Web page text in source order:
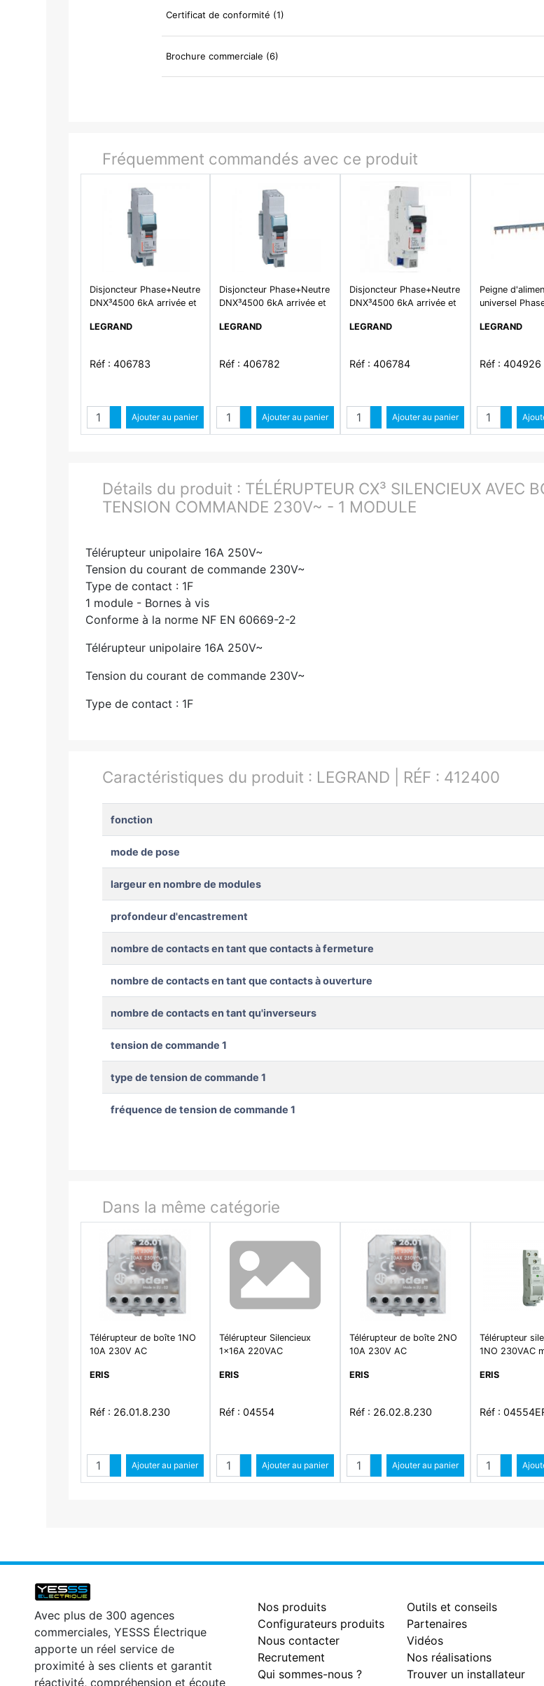
Certificat de conformité (1)
Brochure commerciale (6)
Fréquemment commandés avec ce produit
Disjoncteur Phase+Neutre
DNX³4500 6kA arrivée et
- 1P+N 230V~ 16A courbe
LEGRAND
Réf : 406783
Quantité
Augmenter quantité
Diminuer quantité
Ajouter au panier
Disjoncteur Phase+Neutre
DNX³4500 6kA arrivée et
- 1P+N 230V~ 10A courbe
LEGRAND
Réf : 406782
Quantité
Augmenter quantité
Diminuer quantité
Ajouter au panier
Disjoncteur Phase+Neutre
DNX³4500 6kA arrivée et
- 1P+N 230V~ 20A
LEGRAND
Réf : 406784
Quantité
Augmenter quantité
Diminuer quantité
Ajouter au panier
Peigne
universel
longueur 13
LEGRAND
Réf : 404926
Détails du produit : TÉLÉRUPTEUR CX³ SILENCIEUX AVEC
TENSION COMMANDE 230V~ - 1 MODULE
Télérupteur unipolaire 16A 250V~
Tension du courant de commande 230V~
Type de contact : 1F
1 module - Bornes à vis
Conforme à la norme NF EN 60669-2-2
Télérupteur unipolaire 16A 250V~
Tension du courant de commande 230V~
Type de contact : 1F
Caractéristiques du produit : LEGRAND | RÉF : 412400
fonction
mode de pose
largeur en nombre de modules
profondeur d'encastrement
nombre de contacts en tant que contacts à fermeture
nombre de contacts en tant que contacts à ouverture
nombre de contacts en tant qu'inverseurs
tension de commande 1
type de tension de commande 1
fréquence de tension de commande 1
Dans la même catégorie
Télérupteur de boîte 1NO
10A 230V AC
ERIS
Réf : 26.01.8.230
QuantitéAugmenter quantité
Diminuer quantité
Ajouter au panier
Télérupteur Silencieux
1x16A 220VAC
ERIS
Réf : 04554
QuantitéAugmenter quantité
Diminuer quantité
Ajouter au panier
Télérupteur de boîte 2NO
10A 230V AC
ERIS
Réf : 26.02.8.230
QuantitéAugmenter quantité
Diminuer quantité
Ajouter au panier
Télérupteur
1NO 230VAC
ERIS
Réf :
Quantité
Avec plus de 300 agences
commerciales, YESSS Électrique
apporte un réel service de
proximité à ses clients et garantit
réactivité, compréhension et écoute
Nos produits
Configurateurs produits
Nous contacter
Recrutement
Qui sommes-nous ?
Outils et conseils
Partenaires
Vidéos
Nos réalisations
Trouver un installateur